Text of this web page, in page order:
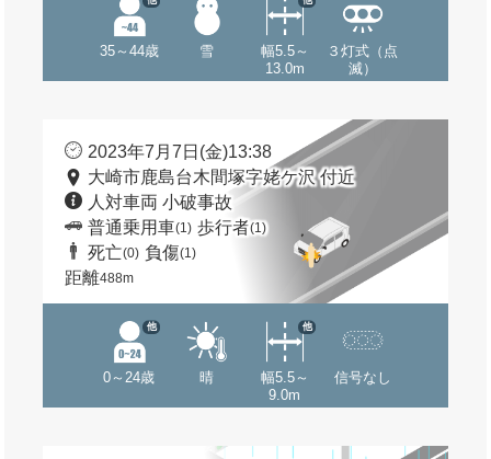
35～44歳 雪
幅5.5～
13.0m
３灯式（点
滅）
2023年7月7日(金)13:38
大崎市鹿島台木間塚字姥ケ沢 付近
人対車両 小破事故
普通乗用車(1) 歩行者(1)
死亡(0) 負傷(1)
距離488m
0～24歳
他
晴
幅5.5～
9.0m
他
信号なし